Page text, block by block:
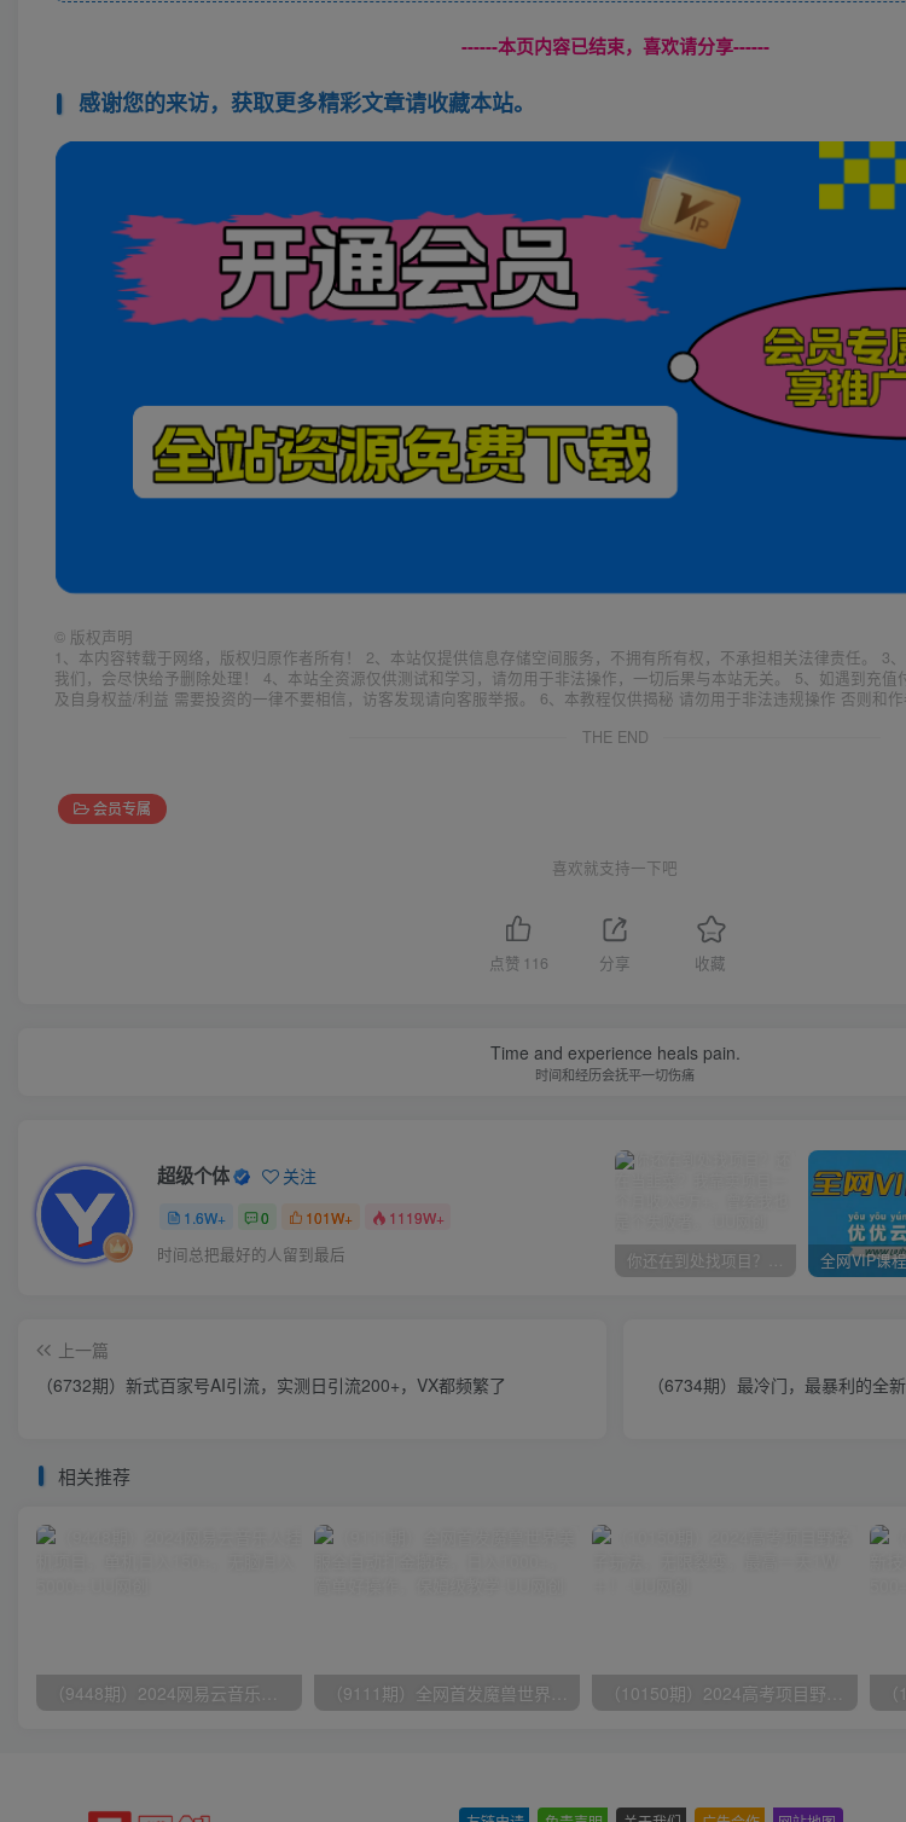
------本页内容已结束，喜欢请分享------
感谢您的来访，获取更多精彩文章请收藏本站。
© 版权声明
1、本内容转载于网络，版权归原作者所有！ 2、本站仅提供信息存储空间服务，不拥有所有权，不承担相关法律责任。 3
我们，会尽快给予删除处理！ 4、本站全资源仅供测试和学习，请勿用于非法操作，一切后果与本站无关。 5、如遇到充
及自身权益/利益 需要投资的一律不要相信，访客发现请向客服举报。 6、本教程仅供揭秘 请勿用于非法违规操作 否则和
THE END
会员专属
喜欢就支持一下吧
点赞 116 分享 收藏
Time and experience heals pain.
时间和经历会抚平一切伤痛
超级个体 关注
1.6W+ 0 101W+ 1119W+
时间总把最好的人留到最后 你还在到处找项目？还在当韭菜？我靠卖项目一个月收入5万+，曾经我也是个失败者。
上一篇
（6732期）新式百家号AI引流，实测日引流200+，VX都频繁了
（6734期）最冷门，最暴利的全
相关推荐
（9448期）2024网易云音乐人挂机项目，单机日入150+，无脑月入5000+ （9111期）全网首发魔兽世界美服全自动打金搬砖，日入1000+，简单好操作，保姆级教学 （10150期）2024高考项目野路子玩法，无限裂变，最高一天1W＋！